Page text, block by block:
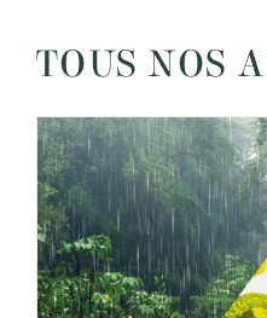
contenuTOUS NOS